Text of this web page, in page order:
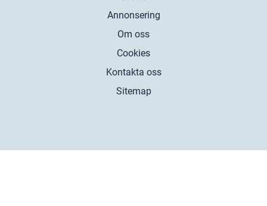
Annonsering
Om oss
Cookies
Kontakta oss
Sitemap